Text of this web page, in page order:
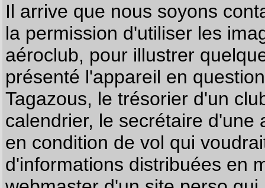
Il arrive que nous soyons
la permission d'utiliser les
aéroclub, pour illustrer
présenté l'appareil en
Tagazous, le trésorier d'un
calendrier, le secrétaire
en condition de vol qui
d'informations distribuées en